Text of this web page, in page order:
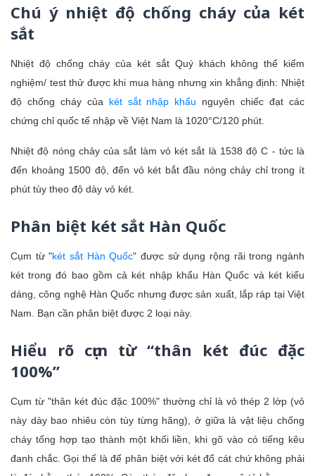
Chú ý nhiệt độ chống cháy của két
sắt
Nhiệt độ chống cháy của két sắt Quý khách không thể kiểm
nghiệm/ test thử được khi mua hàng nhưng xin khẳng định: Nhiệt
độ chống cháy của két sắt nhập khẩu nguyên chiếc đạt các
chứng chỉ quốc tế nhập về Việt Nam là 1020°C/120 phút.
Nhiệt độ nóng chảy của sắt làm vỏ két sắt là 1538 độ C - tức là
đến khoảng 1500 độ, đến vỏ két bắt đầu nóng chảy chỉ trong ít
phút tùy theo độ dày vỏ két.
Phân biệt két sắt Hàn Quốc
Cụm từ "két sắt Hàn Quốc" được sử dụng rộng rãi trong ngành
két trong đó bao gồm cả két nhập khẩu Hàn Quốc và két kiểu
dáng, công nghệ Hàn Quốc nhưng được sản xuất, lắp ráp tại Việt
Nam. Bạn cần phân biệt được 2 loại này.
Hiểu rõ cụm từ “thân két đúc đặc
100%”
Cụm từ "thân két đúc đặc 100%" thường chỉ là vỏ thép 2 lớp (vỏ
này dày bao nhiêu còn tùy từng hãng), ở giữa là vật liệu chống
cháy tổng hợp tạo thành một khối liền, khi gõ vào có tiếng kêu
đanh chắc. Gọi thế là để phân biệt với két đổ cát chứ không phải